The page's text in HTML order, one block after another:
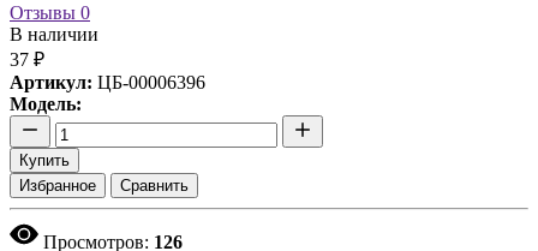
Отзывы 0
В наличии
37 ₽
Артикул: ЦБ-00006396
Модель:
Купить
Избранное
Сравнить
Просмотров: 126